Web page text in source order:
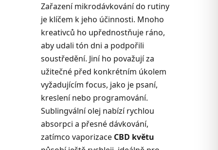
Zařazení mikrodávkování do rutiny
je klíčem k jeho účinnosti. Mnoho
kreativců ho upřednostňuje ráno,
aby udali tón dni a podpořili
soustředění. Jiní ho považují za
užitečné před konkrétním úkolem
vyžadujícím focus, jako je psaní,
kreslení nebo programování.
Sublingvální olej nabízí rychlou
absorpci a přesné dávkování,
zatímco vaporizace CBD květu